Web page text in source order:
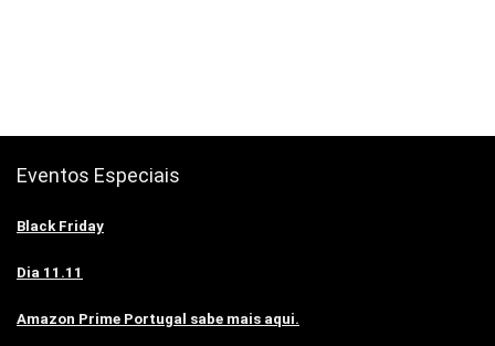
Eventos Especiais
Black Friday
Dia 11.11
Amazon Prime Portugal sabe mais aqui.